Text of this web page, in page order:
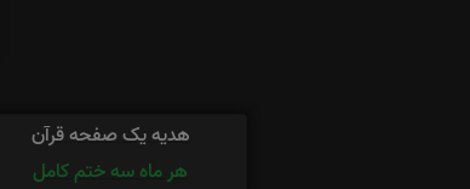
هدیه یک صفحه قرآن
هر ماه سه ختم کامل